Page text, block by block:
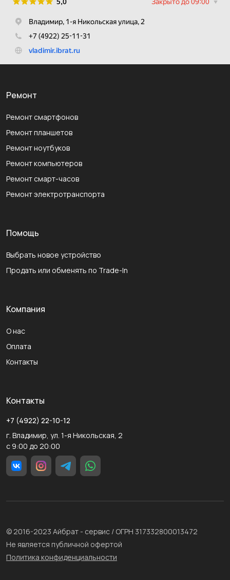
Ремонт
Ремонт смартфонов
Ремонт планшетов
Ремонт ноутбуков
Ремонт компьютеров
Ремонт смарт-часов
Ремонт электротранспорта
Помощь
Выбрать новое устройство
Продать или обменять по Trade-In
Компания
О нас
Оплата
Контакты
Контакты
+7 (4922) 22-10-12
г. Владимир, ул. 1-я Никольская, 2
с 9:00 до 20:00
© 2016-2023 Айбрат - сервис / ОГРН 317332800013472
Не является публичной офертой
Политика конфиденциальности